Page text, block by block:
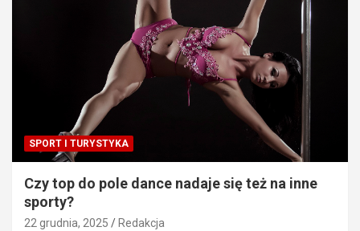
SPORT I TURYSTYKA
Czy top do pole dance nadaje się też na inne
sporty?
22 grudnia, 2025 Redakcja